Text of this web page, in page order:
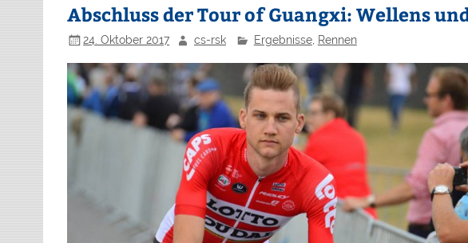
Abschluss der Tour of Guangxi: Wellens
24. Oktober 2017 cs-rsk Ergebnisse, Rennen